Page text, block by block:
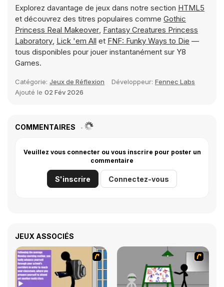
Explorez davantage de jeux dans notre section HTML5
et découvrez des titres populaires comme Gothic
Princess Real Makeover, Fantasy Creatures Princess
Laboratory, Lick 'em All et FNF: Funky Ways to Die —
tous disponibles pour jouer instantanément sur Y8
Games.
Catégorie: Jeux de Réflexion Développeur: Fennec Labs
Ajouté le 02 Fév 2026
COMMENTAIRES
Veuillez vous connecter ou vous inscrire pour poster un
commentaire
S'inscrire Connectez-vous
JEUX ASSOCIÉS